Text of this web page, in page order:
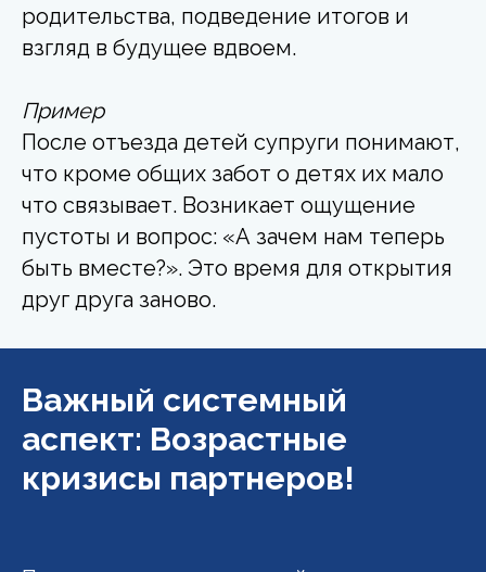
родительства, подведение итогов и
взгляд в будущее вдвоем.
Пример
После отъезда детей супруги понимают,
что кроме общих забот о детях их мало
что связывает. Возникает ощущение
пустоты и вопрос: «А зачем нам теперь
быть вместе?». Это время для открытия
друг друга заново.
Важный системный
аспект: Возрастные
кризисы партнеров!